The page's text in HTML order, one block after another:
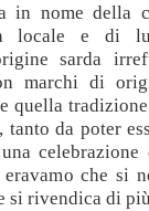
in nome della
locale e di
sarda
marchi di
quella
da poter
che si
si rivendica di